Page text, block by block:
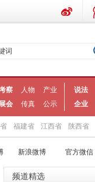
察 人物
产业
展会
传真 公示
说法
企业
福建省 江西省 陕西省
新浪微博 官方微信
频道精选